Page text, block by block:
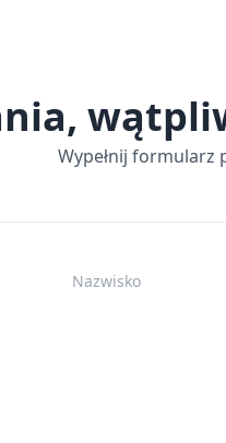
Wypełnij formularz
Nazwisko